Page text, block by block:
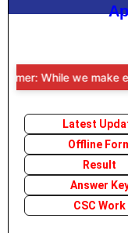
While we make
Latest
Offline
Result
Answer
CSC Work